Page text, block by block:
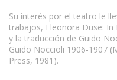
Su interés por el teatro le
trabajos, Eleonora Duse: In
y la traducción de Guido
Guido Noccioli 1906-1907
Press, 1981).